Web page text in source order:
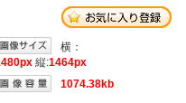
横：
縦:1464px
1074.38kb